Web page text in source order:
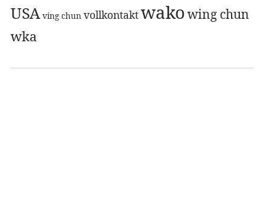
USA ving chun vollkontaktwakowing chun
wka